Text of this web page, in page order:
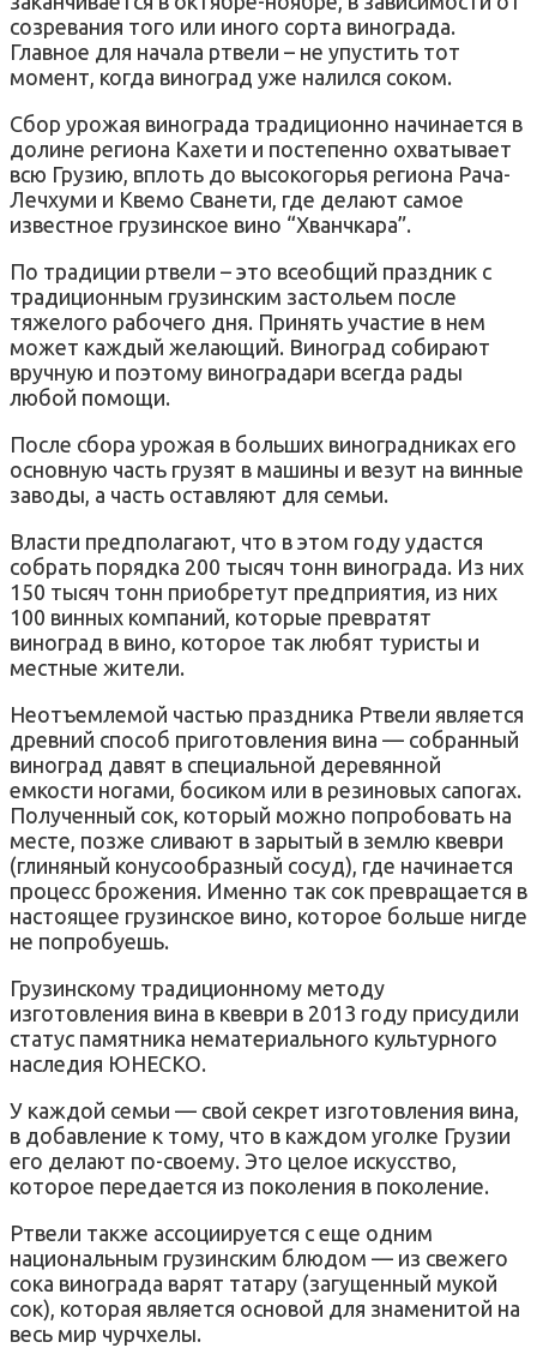
созревания того или иного сорта винограда.
Главное для начала ртвели – не упустить тот
момент, когда виноград уже налился соком.
Сбор урожая винограда традиционно начинается в
долине региона Кахети и постепенно охватывает
всю Грузию, вплоть до высокогорья региона Рача-
Лечхуми и Квемо Сванети, где делают самое
известное грузинское вино “Хванчкара”.
По традиции ртвели – это всеобщий праздник с
традиционным грузинским застольем после
тяжелого рабочего дня. Принять участие в нем
может каждый желающий. Виноград собирают
вручную и поэтому виноградари всегда рады
любой помощи.
После сбора урожая в больших виноградниках его
основную часть грузят в машины и везут на винные
заводы, а часть оставляют для семьи.
Власти предполагают, что в этом году удастся
собрать порядка 200 тысяч тонн винограда. Из них
150 тысяч тонн приобретут предприятия, из них
100 винных компаний, которые превратят
виноград в вино, которое так любят туристы и
местные жители.
Неотъемлемой частью праздника Ртвели является
древний способ приготовления вина — собранный
виноград давят в специальной деревянной
емкости ногами, босиком или в резиновых сапогах.
Полученный сок, который можно попробовать на
месте, позже сливают в зарытый в землю квеври
(глиняный конусообразный сосуд), где начинается
процесс брожения. Именно так сок превращается в
настоящее грузинское вино, которое больше нигде
не попробуешь.
Грузинскому традиционному методу
изготовления вина в квеври в 2013 году присудили
статус памятника нематериального культурного
наследия ЮНЕСКО.
У каждой семьи — свой секрет изготовления вина,
в добавление к тому, что в каждом уголке Грузии
его делают по-своему. Это целое искусство,
которое передается из поколения в поколение.
Ртвели также ассоциируется с еще одним
национальным грузинским блюдом — из свежего
сока винограда варят татару (загущенный мукой
сок), которая является основой для знаменитой на
весь мир чурчхелы.